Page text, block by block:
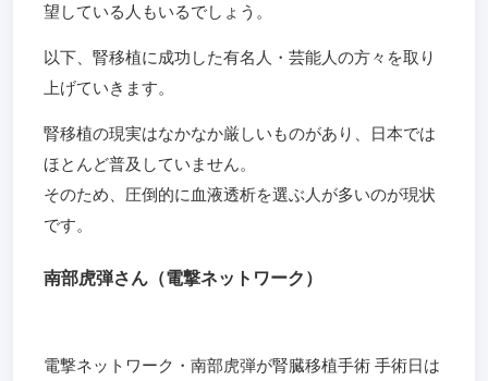
望している人もいるでしょう。
以下、腎移植に成功した有名人・芸能人の方々を取り
上げていきます。
腎移植の現実はなかなか厳しいものがあり、日本では
ほとんど普及していません。
そのため、圧倒的に血液透析を選ぶ人が多いのが現状
です。
南部虎弾さん（電撃ネットワーク）
電撃ネットワーク・南部虎弾が腎臓移植手術 手術日は